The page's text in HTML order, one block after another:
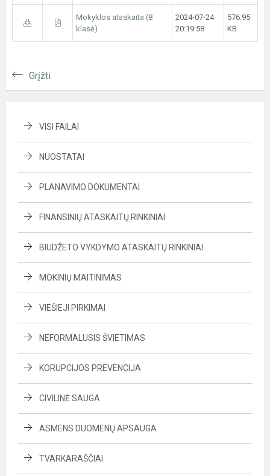
Mokyklos ataskaita (8
klasė)
2024-07-24
20:19:58
576.95
KB
Grįžti
VISI FAILAI
NUOSTATAI
PLANAVIMO DOKUMENTAI
FINANSINIŲ ATASKAITŲ RINKINIAI
BIUDŽETO VYKDYMO ATASKAITŲ RINKINIAI
MOKINIŲ MAITINIMAS
VIEŠIEJI PIRKIMAI
NEFORMALUSIS ŠVIETIMAS
KORUPCIJOS PREVENCIJA
CIVILINĖ SAUGA
ASMENS DUOMENŲ APSAUGA
TVARKARAŠČIAI